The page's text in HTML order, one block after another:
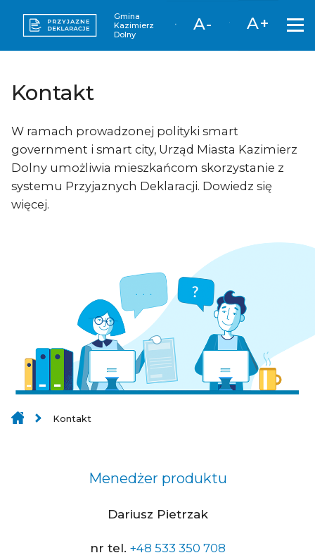
Gmina
Kazimierz
Dolny
A- A+
Kontakt
W ramach prowadzonej polityki smart
government i smart city, Urząd Miasta Kazimierz
Dolny umożliwia mieszkańcom skorzystanie z
systemu Przyjaznych Deklaracji. Dowiedz się
więcej.
Kontakt
Menedżer produktu
Dariusz Pietrzak
nr tel. +48 533 350 708